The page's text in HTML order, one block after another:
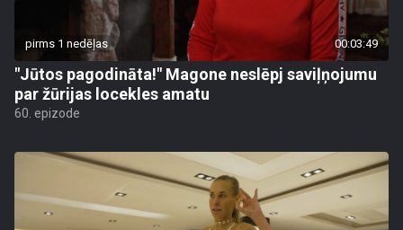
pirms 1 nedēļas 00:03:49
"Jūtos pagodināta!" Magone neslēpj saviļņojumu
par žūrijas locekles amatu
60. epizode